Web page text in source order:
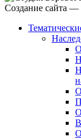
Создание сайта —